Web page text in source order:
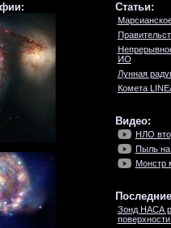
Статьи:
ИО
Лунная
Комета
Видео:
НЛО
Пыль на
Монстр
Зонд НАСА